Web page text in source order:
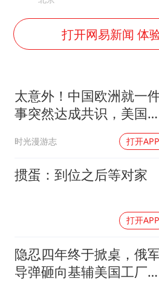
打开网易新闻 体
太意外！中国欧洲就一
事突然达成共识，美国这
时光漫游志 打开APP
掼蛋：到位之后等对家
打开APP
隐忍四年终于掀桌，俄
导弹砸向基辅美国工厂，